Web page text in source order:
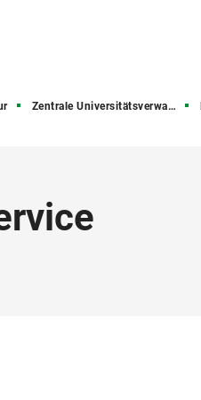
Zentrale Universitätsverwaltung